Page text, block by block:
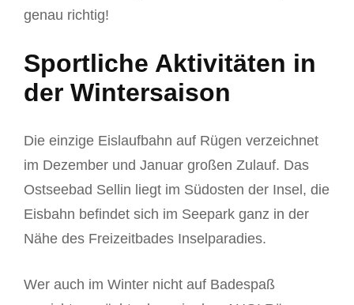
genau richtig!
Sportliche Aktivitäten in
der Wintersaison
Die einzige Eislaufbahn auf Rügen verzeichnet
im Dezember und Januar großen Zulauf. Das
Ostseebad Sellin liegt im Südosten der Insel, die
Eisbahn befindet sich im Seepark ganz in der
Nähe des Freizeitbades Inselparadies.
Wer auch im Winter nicht auf Badespaß